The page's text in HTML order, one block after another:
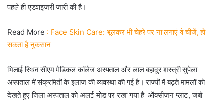
पहले ही एडवाइजरी जारी की है।
Read More : Face Skin Care: भूलकर भी चेहरे पर ना लगाएं ये चीजें, हो
सकता है नुकसान
भिलाई स्थित सीएम मेडिकल कॉलेज अस्पताल और लाल बहादुर शस्त्री सुपेला
अस्पताल में संक्रमितों के इलाज की व्यवस्था की गई है। राज्यों में बढ़ते मामलों को
देखते हुए जिला अस्पताल को अलर्ट मोड पर रखा गया है. ऑक्सीजन प्लांट, जंबो